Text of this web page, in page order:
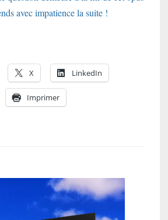
avec impatience la suite !
X LinkedIn
Imprimer